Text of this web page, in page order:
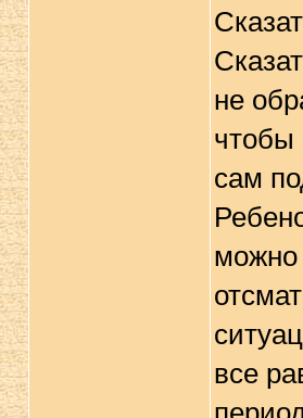
не
чтобы
сам
можно
все